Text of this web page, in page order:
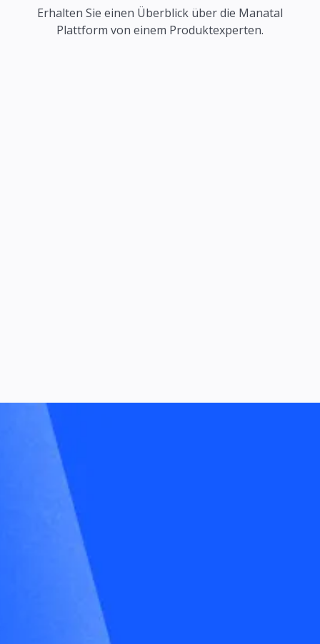
Erhalten Sie einen Überblick über die Manatal
Plattform von einem Produktexperten.